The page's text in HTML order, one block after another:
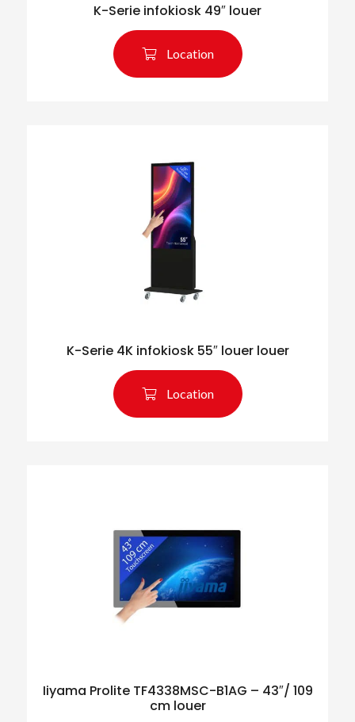
K-Serie infokiosk 49″ louer
Location
K-Serie 4K infokiosk 55″ louer louer
Location
Iiyama Prolite TF4338MSC-B1AG – 43″/ 109
cm louer
Rechercher des produits